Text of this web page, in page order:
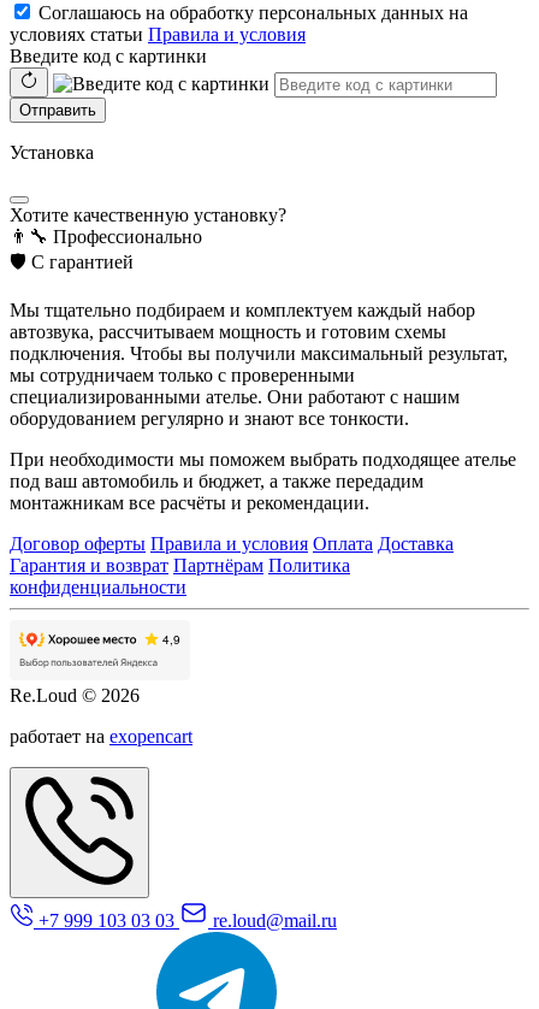
Соглашаюсь на обработку персональных данных на
условиях статьи Правила и условия
Введите код с картинки
Отправить
Установка
Хотите качественную установку?
👨‍🔧 Профессионально
🛡️ С гарантией
Мы тщательно подбираем и комплектуем каждый набор
автозвука, рассчитываем мощность и готовим схемы
подключения. Чтобы вы получили максимальный результат,
мы сотрудничаем только с проверенными
специализированными ателье. Они работают с нашим
оборудованием регулярно и знают все тонкости.
При необходимости мы поможем выбрать подходящее ателье
под ваш автомобиль и бюджет, а также передадим
монтажникам все расчёты и рекомендации.
Договор оферты Правила и условия Оплата Доставка
Гарантия и возврат Партнёрам Политика
конфиденциальности
Re.Loud © 2026
работает на exopencart
+7 999 103 03 03 re.loud@mail.ru